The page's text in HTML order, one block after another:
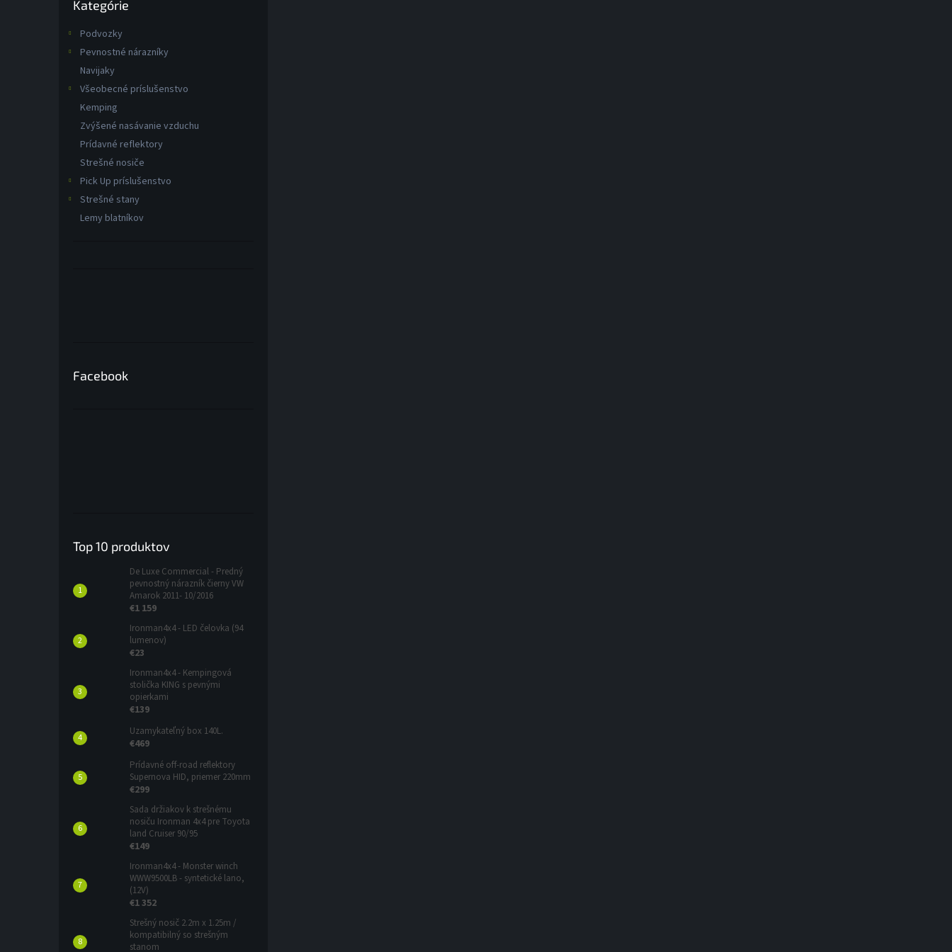
kategórie
Kategórie
Podvozky
Pevnostné nárazníky
Navijaky
Všeobecné príslušenstvo
Kemping
Zvýšené nasávanie vzduchu
Prídavné reflektory
Strešné nosiče
Pick Up príslušenstvo
Strešné stany
Lemy blatníkov
Facebook
Top 10 produktov
De Luxe Commercial - Predný
pevnostný nárazník čierny VW
Amarok 2011- 10/2016
€1 159
Ironman4x4 - LED čelovka (94
lumenov)
€23
Ironman4x4 - Kempingová
stolička KING s pevnými
opierkami
€139
Uzamykateľný box 140L.
€469
Prídavné off-road reflektory
Supernova HID, priemer 220mm
€299
Sada držiakov k strešnému
nosiču Ironman 4x4 pre Toyota
land Cruiser 90/95
€149
Ironman4x4 - Monster winch
WWW9500LB - syntetické lano,
(12V)
€1 352
Strešný nosič 2.2m x 1.25m /
kompatibilný so strešným
stanom